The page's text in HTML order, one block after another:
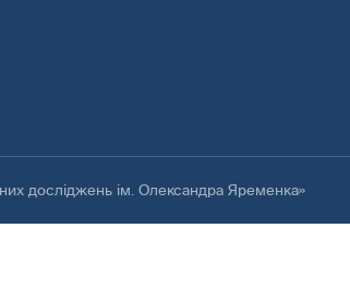
досліджень ім. Олександра Яременка»